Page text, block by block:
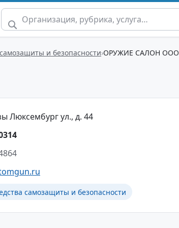
и безопасности ОРУЖИЕ САЛОН ООО
Люксембург ул., д. 44
самозащиты и безопасности